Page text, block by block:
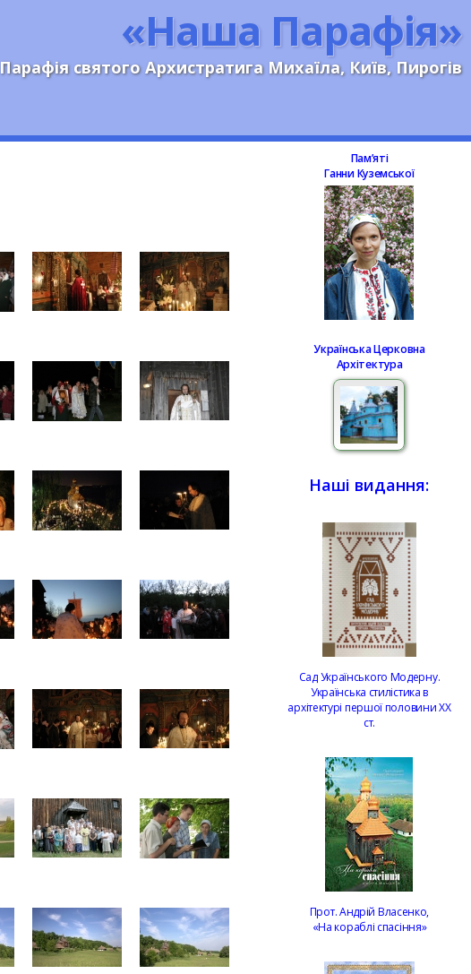
«Наша Парафія»
Парафія святого Архистратига Михаїла, Київ, Пирогів
Памʼяті
Ганни Куземської
Українська Церковна
Архітектура
Наші видання:
Сад Українського Модерну.
Українська стилістика в
архітектурі першої половини ХХ
ст.
Прот. Андрій Власенко,
«На кораблі спасіння»